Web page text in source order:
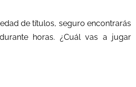
de títulos, seguro encontrarás
horas. ¿Cuál vas a jugar